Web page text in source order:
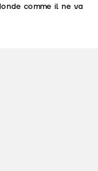
comme il ne va